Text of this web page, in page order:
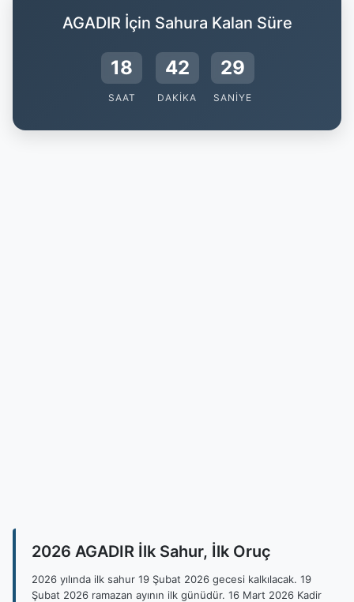
AGADIR İçin Sahura Kalan Süre
18
SAAT
42
DAKIKA
28
SANIYE
2026 AGADIR İlk Sahur, İlk Oruç
2026 yılında ilk sahur 19 Şubat 2026 gecesi kalkılacak. 19
Şubat 2026 ramazan ayının ilk günüdür. 16 Mart 2026 Kadir